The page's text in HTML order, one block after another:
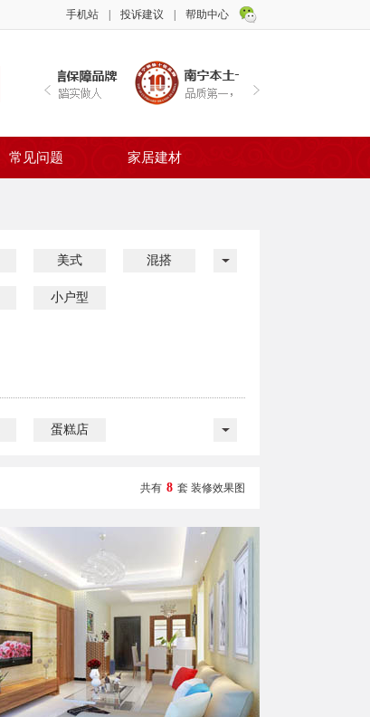
帮助中心
投诉建议
手机站
常见问题 家居建材
美式 混搭
小户型
蛋糕店
共有 8 套 装修效果图